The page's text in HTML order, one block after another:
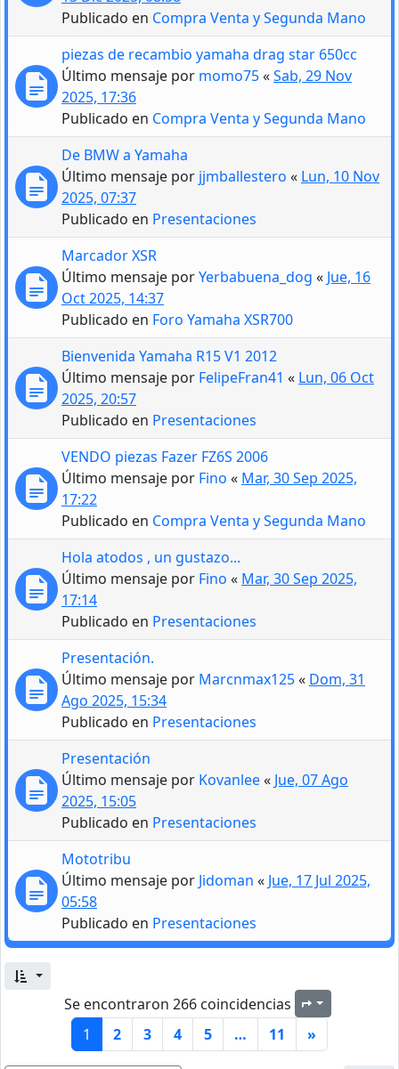
Publicado en Compra Venta y Segunda Mano
piezas de recambio yamaha drag star 650cc
Último mensaje por momo75«Sab, 29 Nov
2025, 17:36
Publicado en Compra Venta y Segunda Mano
De BMW a Yamaha
Último mensaje por jjmballestero « Lun, 10 Nov
2025, 07:37
Publicado en Presentaciones
Marcador XSR
Último mensaje porYerbabuena_dog « Jue, 16
Oct 2025, 14:37
Publicado en Foro Yamaha XSR700
Bienvenida Yamaha R15 V1 2012
Último mensaje por FelipeFran41 « Lun, 06 Oct
2025, 20:57
Publicado en Presentaciones
VENDO piezas Fazer FZ6S 2006
Último mensaje por Fino « Mar, 30 Sep 2025,
17:22
Publicado en Compra Venta y Segunda Mano
Hola atodos , un gustazo...
Último mensaje por Fino « Mar, 30 Sep 2025,
17:14
Publicado en Presentaciones
Presentación.
Último mensaje por Marcnmax125« Dom, 31
Ago 2025, 15:34
Publicado en Presentaciones
Presentación
Último mensaje por Kovanlee« Jue, 07 Ago
2025, 15:05
Publicado en Presentaciones
Mototribu
Último mensaje por Jidoman « Jue, 17 Jul 2025,
05:58
Publicado en Presentaciones
Se encontraron 266 coincidencias Página
1 2 3 4 5 … 11 »